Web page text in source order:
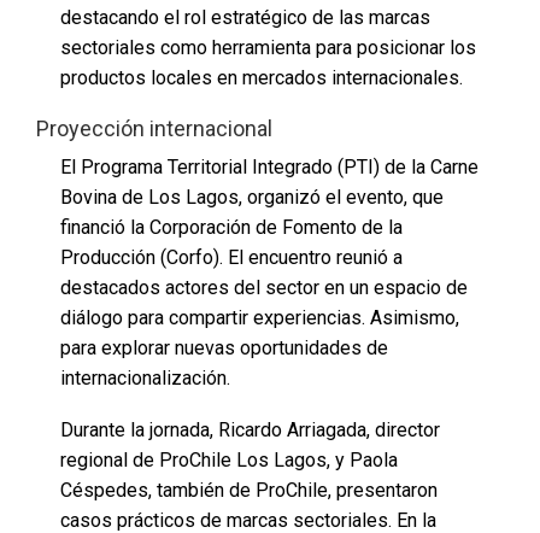
destacando el rol estratégico de las marcas
sectoriales como herramienta para posicionar los
productos locales en mercados internacionales.
Proyección internacional
El Programa Territorial Integrado (PTI) de la Carne
Bovina de Los Lagos, organizó el evento, que
financió la Corporación de Fomento de la
Producción (Corfo). El encuentro reunió a
destacados actores del sector en un espacio de
diálogo para compartir experiencias. Asimismo,
para explorar nuevas oportunidades de
internacionalización.
Durante la jornada, Ricardo Arriagada, director
regional de ProChile Los Lagos, y Paola
Céspedes, también de ProChile, presentaron
casos prácticos de marcas sectoriales. En la